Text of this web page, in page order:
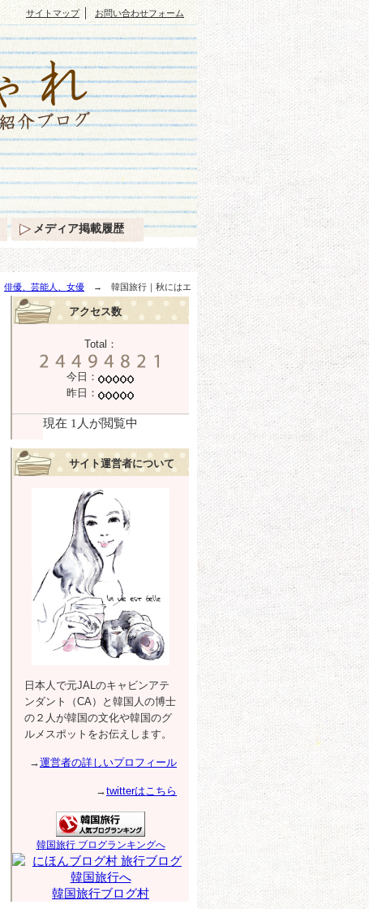
俳優、芸能人、女優 → 韓国旅行｜秋にはエ
アクセス数
Total：
今日：
昨日：
サイト運営者について
日本人で元JALのキャビンアテ
ンダント（CA）と韓国人の博士
の２人が韓国の文化や韓国のグ
ルメスポットをお伝えします。
→運営者の詳しいプロフィール
→twitterはこちら
韓国旅行 ブログランキングへ
韓国旅行ブログ村
サイトマップ｜ お問い合わせフォーム
メディア掲載履歴